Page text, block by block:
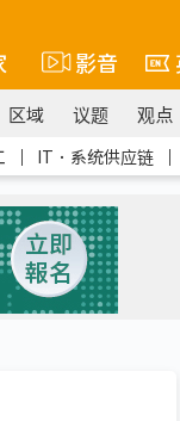
影音
区域 议题 观点
｜ IT．系统供应链 ｜